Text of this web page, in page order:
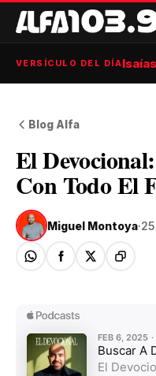
VERSÍCULO DEL DÍA
Blog Alfa
El
Con Todo El
Miguel Montoya·